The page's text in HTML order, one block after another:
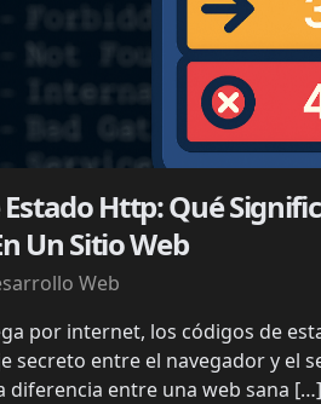
Http: Qué
Un Sitio Web
Web
por internet, los códigos de
secreto entre el navegador y el
diferencia entre una web sana […]